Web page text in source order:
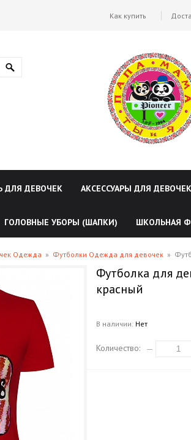
Как купить
ДЛЯ ДЕВОЧЕК АКСЕССУАРЫ ДЛЯ ДЕВОЧЕК
ГОЛОВНЫЕ УБОРЫ (ШАПКИ) ШКОЛЬНАЯ
Одежда » Футболки Одежда для девочек »
Футболка для
красный
В наличии: Нет
Количество: